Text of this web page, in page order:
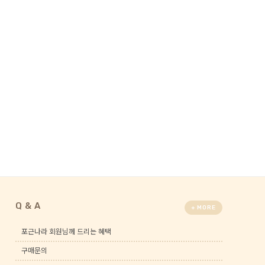
Q & A + MORE
포근나라 회원님께 드리는 혜택
구매문의